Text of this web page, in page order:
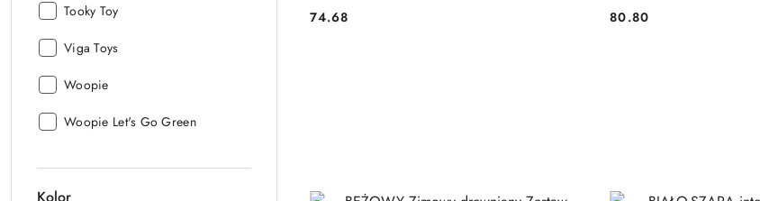
Producent:
Tooky Toy
Producent:
Viga Toys
Producent:
Woopie
Producent:
Woopie Let's Go Green
Cena:
74.68 Cena:
80.80